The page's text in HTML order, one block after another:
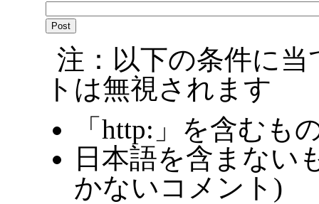
注：以下の条件に
トは無視されます
「http:」を含むも
日本語を含まない
かないコメント)